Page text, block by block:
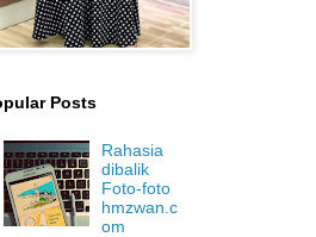
Posts
Rahasia
dibalik
Foto-foto
hmzwan.c
om